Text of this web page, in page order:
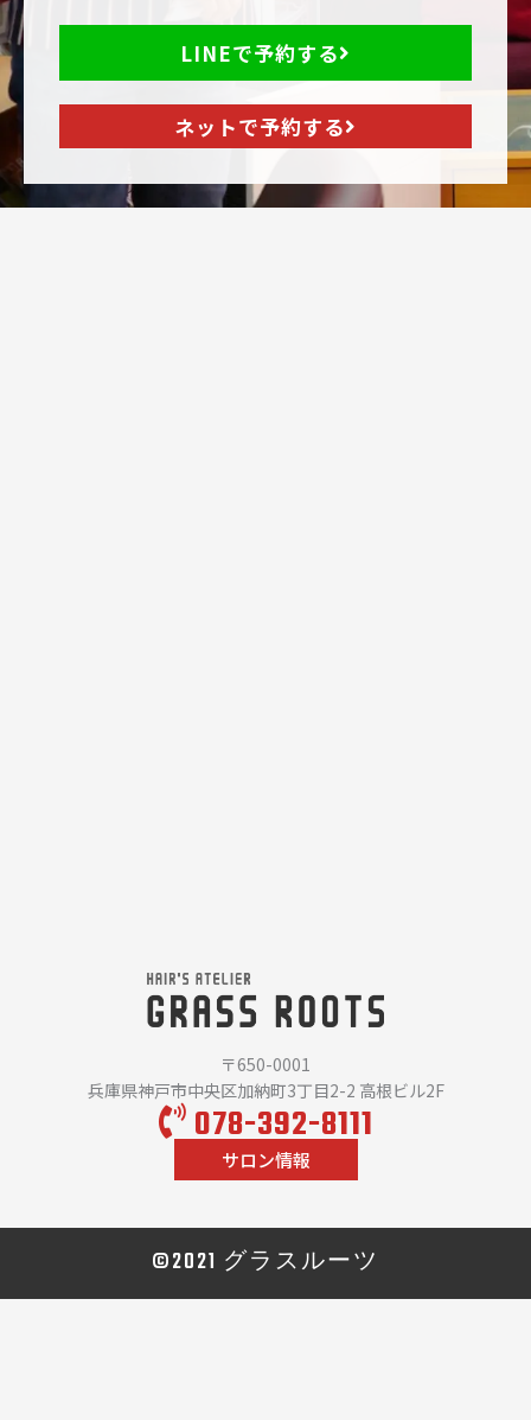
LINEで予約する
ネットで予約する
〒650-0001
兵庫県神戸市中央区加納町3丁目2-2 高根ビル2F
078-392-8111
サロン情報
©2021 グラスルーツ